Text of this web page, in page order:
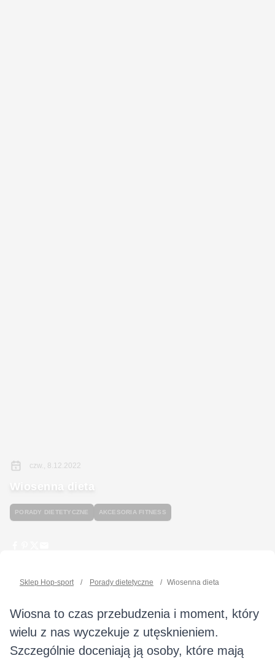
czw., 8.12.2022
Wiosenna dieta
PORADY DIETETYCZNE AKCESORIA FITNESS
Sklep Hop-sport / Porady dietetyczne / Wiosenna dieta
Wiosna to czas przebudzenia i moment, który
wielu z nas wyczekuje z utęsknieniem.
Szczególnie doceniają ją osoby, które mają